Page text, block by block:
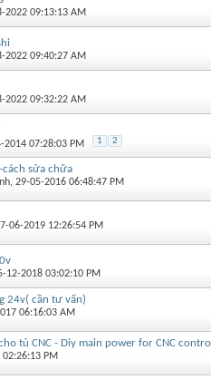
2022 09:13:13 AM
2022 09:40:27 AM
2022 09:32:22 AM
2014 07:28:03 PM 1 2
sửa chữa
‎, 29-05-2016 06:48:47 PM
06-2019 12:26:54 PM
12-2018 03:02:10 PM
24v( cần tư vấn)
06:16:03 AM
tủ CNC - Diy main power for CNC
PM